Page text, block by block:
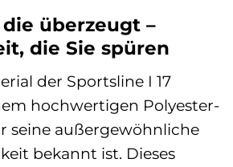
überzeugt –
die Sie spüren
der Sportsline I 17
hochwertigen Polyester-
seine außergewöhnliche
bekannt ist. Dieses